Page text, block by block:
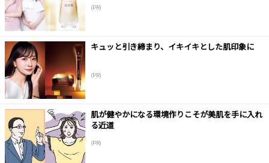
(PR)
キュッと引き締まり、イキイキとした肌印象に
(PR)
肌が健やかになる環境作りこそが美肌を手に入れ
る近道
(PR)